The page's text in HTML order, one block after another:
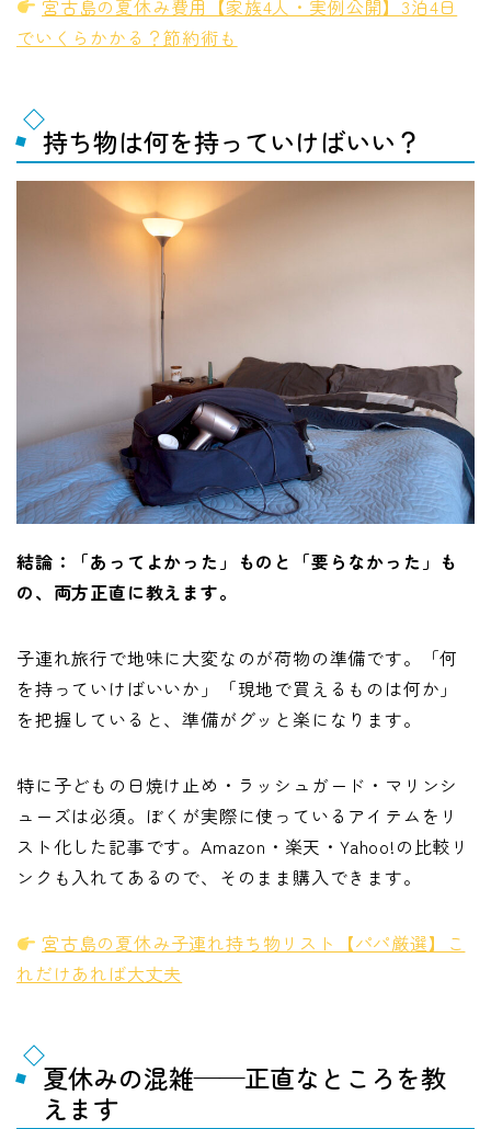
宮古島の夏休み費用【家族4人・実例公開】3泊4日
でいくらかかる？節約術も
持ち物は何を持っていけばいい？
結論：「あってよかった」ものと「要らなかった」も
の、両方正直に教えます。
子連れ旅行で地味に大変なのが荷物の準備です。「何
を持っていけばいいか」「現地で買えるものは何か」
を把握していると、準備がグッと楽になります。
特に子どもの日焼け止め・ラッシュガード・マリンシ
ューズは必須。ぼくが実際に使っているアイテムをリ
スト化した記事です。Amazon・楽天・Yahoo!の比較リ
ンクも入れてあるので、そのまま購入できます。
宮古島の夏休み子連れ持ち物リスト【パパ厳選】こ
れだけあれば大丈夫
夏休みの混雑——正直なところを教
えます